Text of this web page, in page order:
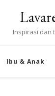
Inspirasi dan
Ibu & Anak